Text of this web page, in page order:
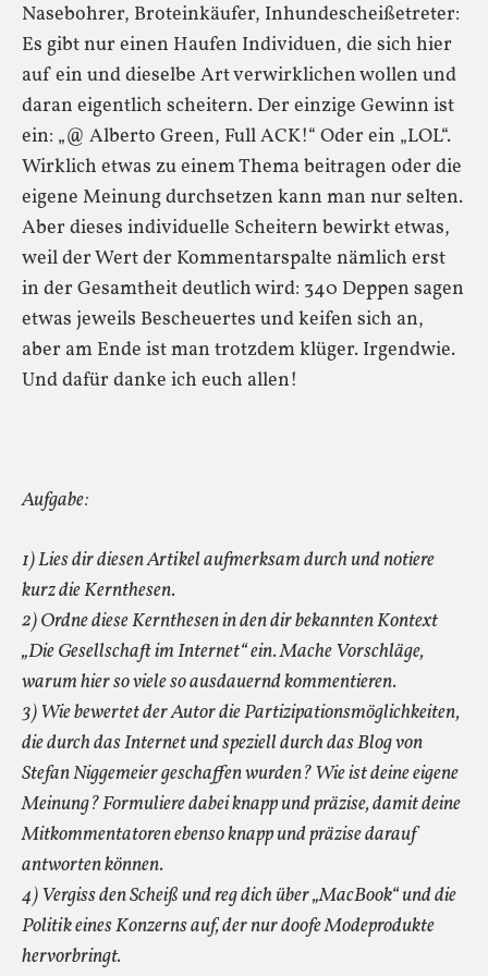
Nasebohrer, Broteinkäufer, Inhundescheißetreter:
Es gibt nur einen Haufen Individuen, die sich hier
auf ein und dieselbe Art verwirklichen wollen und
daran eigentlich scheitern. Der einzige Gewinn ist
ein: „@ Alberto Green, Full ACK!“ Oder ein „LOL“.
Wirklich etwas zu einem Thema beitragen oder die
eigene Meinung durchsetzen kann man nur selten.
Aber dieses individuelle Scheitern bewirkt etwas,
weil der Wert der Kommentarspalte nämlich erst
in der Gesamtheit deutlich wird: 340 Deppen sagen
etwas jeweils Bescheuertes und keifen sich an,
aber am Ende ist man trotzdem klüger. Irgendwie.
Und dafür danke ich euch allen!
Aufgabe:
1) Lies dir diesen Artikel aufmerksam durch und notiere
kurz die Kernthesen.
2) Ordne diese Kernthesen in den dir bekannten Kontext
„Die Gesellschaft im Internet“ ein. Mache Vorschläge,
warum hier so viele so ausdauernd kommentieren.
3) Wie bewertet der Autor die Partizipationsmöglichkeiten,
die durch das Internet und speziell durch das Blog von
Stefan Niggemeier geschaffen wurden? Wie ist deine eigene
Meinung? Formuliere dabei knapp und präzise, damit deine
Mitkommentatoren ebenso knapp und präzise darauf
antworten können.
4) Vergiss den Scheiß und reg dich über „MacBook“ und die
Politik eines Konzerns auf, der nur doofe Modeprodukte
hervorbringt.